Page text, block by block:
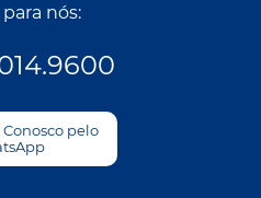
nós:
Conosco pelo